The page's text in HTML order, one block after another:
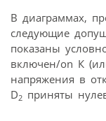
В диаграммах,
следующие
показаны
включен/on К
напряжения в
D2 приняты